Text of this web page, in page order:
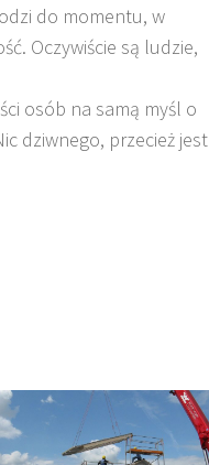
do momentu, w
Oczywiście są ludzie,
osób na samą myśl o
dziwnego, przecież jest